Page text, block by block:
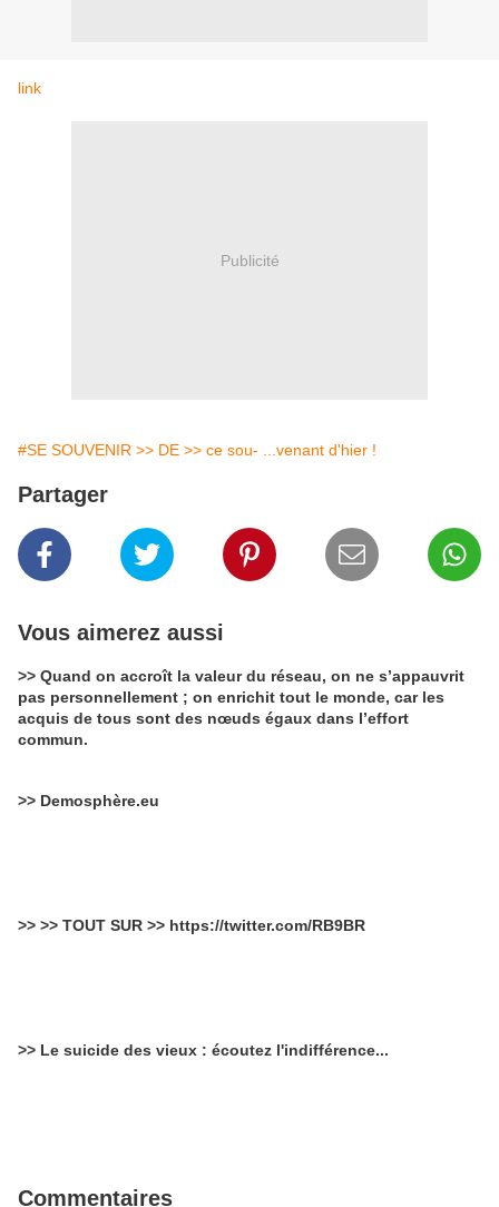
link
Publicité
#SE SOUVENIR >> DE >> ce sou- ...venant d'hier !
Partager
Vous aimerez aussi
>> Quand on accroît la valeur du réseau, on ne s’appauvrit
pas personnellement ; on enrichit tout le monde, car les
acquis de tous sont des nœuds égaux dans l’effort
commun.
>> Demosphère.eu
>> >> TOUT SUR >> https://twitter.com/RB9BR
>> Le suicide des vieux : écoutez l'indifférence...
Commentaires